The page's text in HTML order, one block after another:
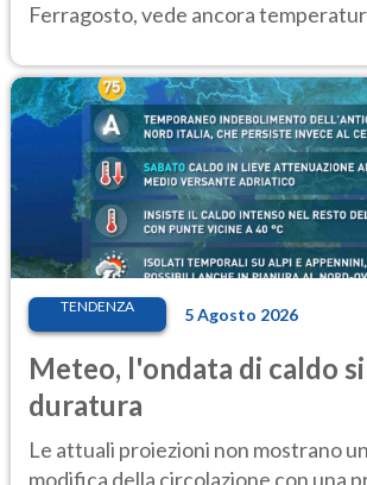
Ferragosto, vede ancora
TENDENZA 5 Agosto 2026
Meteo, l'ondata di caldo
duratura
Le attuali proiezioni non mostrano
modifica della circolazione con una